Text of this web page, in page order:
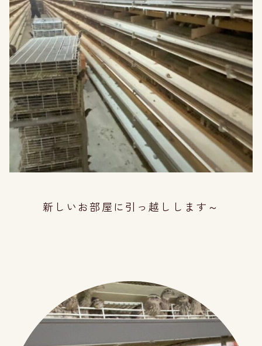
新しいお部屋に引っ越しします～